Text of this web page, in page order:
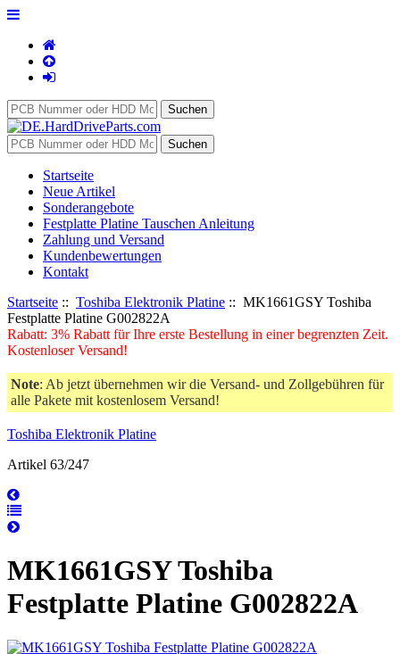
Startseite
Neue Artikel
Sonderangebote
Festplatte Platine Tauschen Anleitung
Zahlung und Versand
Kundenbewertungen
Kontakt
Startseite :: Toshiba Elektronik Platine :: MK1661GSY Toshiba
Festplatte Platine G002822A
Rabatt: 3% Rabatt für Ihre erste Bestellung in einer begrenzten Zeit.
Kostenloser Versand!
Note: Ab jetzt übernehmen wir die Versand- und Zollgebühren für
alle Pakete mit kostenlosem Versand!
Toshiba Elektronik Platine
Artikel 63/247
MK1661GSY Toshiba
Festplatte Platine G002822A